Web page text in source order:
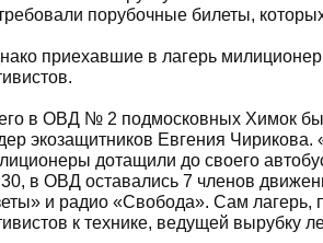
порубочные билеты,
приехавшие в лагерь
в ОВД № 2 подмосковных Химок
экозащитников Евгения
дотащили до своего
в ОВД оставались 7 членов
и радио «Свобода». Сам лагерь,
к технике, ведущей вырубку